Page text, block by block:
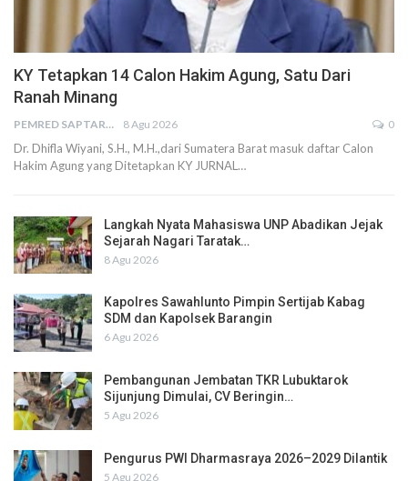
KY Tetapkan 14 Calon Hakim Agung, Satu Dari
Ranah Minang
PEMRED SAPTARIUS 8 Agu 2026 0
Dr. Dhifla Wiyani, S.H., M.H.,dari Sumatera Barat masuk daftar Calon
Hakim Agung yang Ditetapkan KY JURNAL…
Langkah Nyata Mahasiswa UNP Abadikan Jejak
Sejarah Nagari Taratak…
8 Agu 2026
Kapolres Sawahlunto Pimpin Sertijab Kabag
SDM dan Kapolsek Barangin
6 Agu 2026
Pembangunan Jembatan TKR Lubuktarok
Sijunjung Dimulai, CV Beringin…
5 Agu 2026
Pengurus PWI Dharmasraya 2026–2029 Dilantik
5 Agu 2026